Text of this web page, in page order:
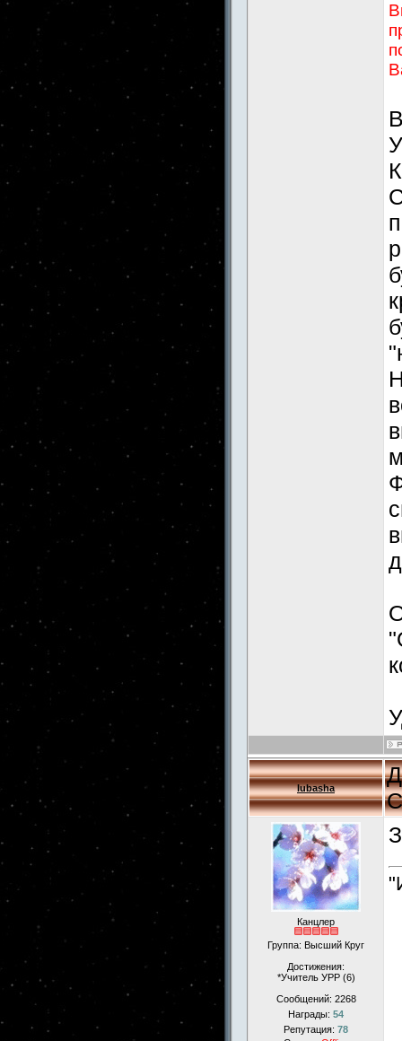
lubasha
Канцлер
Группа: Высший Круг
Достижения:
*Учитель УРР (6)
Сообщений: 2268
Награды: 54
Репутация: 78